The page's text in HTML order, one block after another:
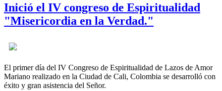
Inició el IV congreso de Espiritualidad
"Misericordia en la Verdad."
El primer día del IV Congreso de Espiritualidad de Lazos de Amor
Mariano realizado en la Ciudad de Cali, Colombia se desarrolló con
éxito y gran asistencia del Señor.